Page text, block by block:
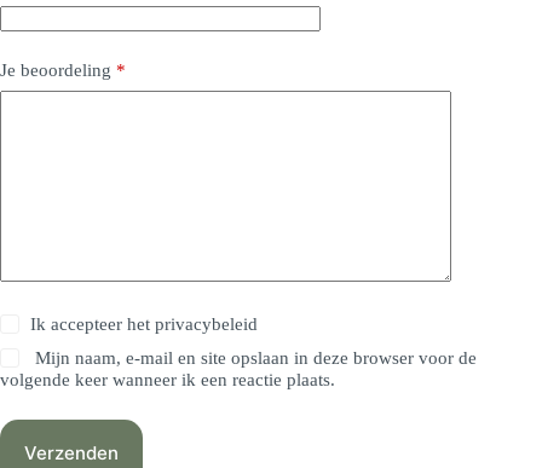
Je beoordeling *
Ik accepteer hetprivacybeleid
Mijn naam, e-mail en site opslaan in deze browser voor de
volgende keer wanneer ik een reactie plaats.
Verzenden